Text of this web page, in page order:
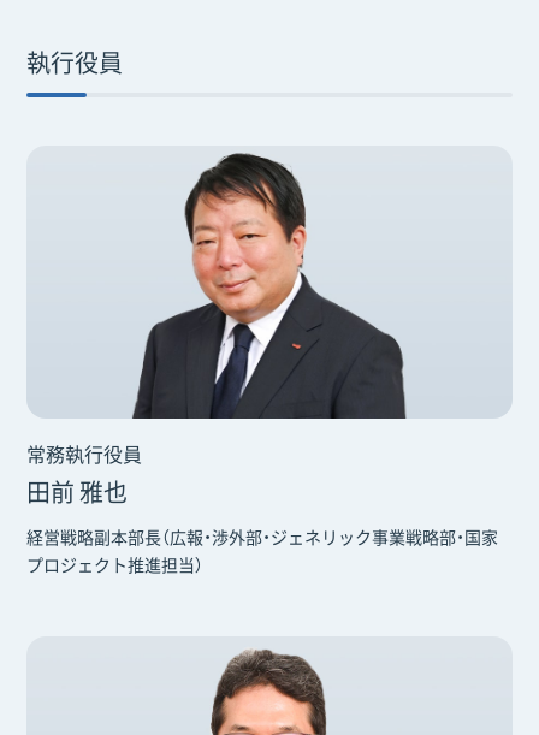
執行役員
常務執行役員
田前 雅也
経営戦略副本部長（広報・渉外部・ジェネリック事業戦略部・国家
プロジェクト推進担当）